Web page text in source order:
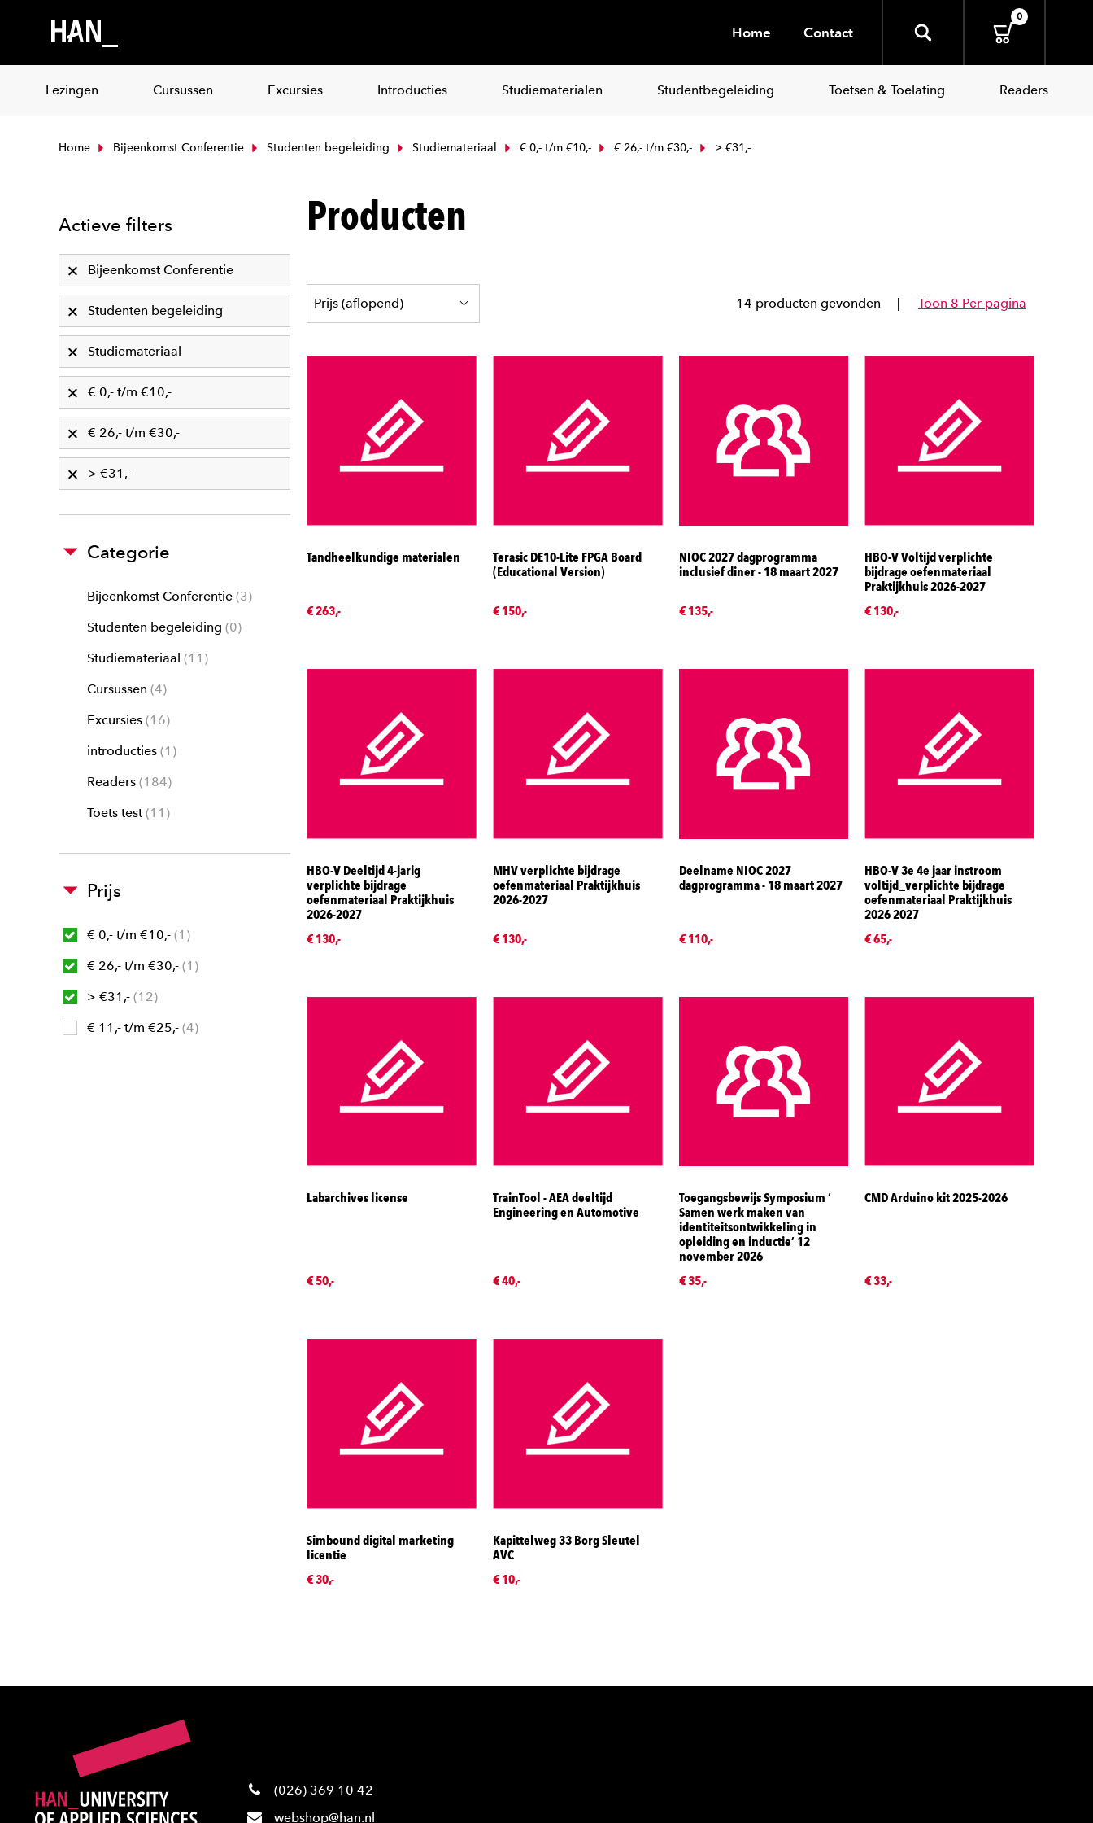
Home Contact
0
Lezingen Cursussen Excursies Introducties Studiematerialen Studentbegeleiding Toetsen & Toelating Readers
Home Bijeenkomst Conferentie Studenten begeleiding Studiemateriaal € 0,- t/m €10,- € 26,- t/m €30,- > €31,-
Actieve filters
Bijeenkomst Conferentie
Studenten begeleiding
Studiemateriaal
€ 0,- t/m €10,-
€ 26,- t/m €30,-
> €31,-
Categorie
Bijeenkomst Conferentie 3
Studenten begeleiding 0
Studiemateriaal
11
Cursussen 4
Excursies 16
introducties 1
Readers 184
Toets test 11
Prijs
€ 0,- t/m €10,- 1
€ 26,- t/m €30,- 1
> €31,- 12
€ 11,- t/m €25,- 4
Producten
14 producten gevonden Toon 8 Per pagina
Tandheelkundige materialen
€ 263,-
Terasic DE10-Lite FPGA Board
(Educational Version)
€ 150,-
NIOC 2027 dagprogramma
inclusief diner - 18 maart 2027
€ 135,-
HBO-V Voltijd verplichte
bijdrage oefenmateriaal
Praktijkhuis 2026-2027
€ 130,-
HBO-V Deeltijd 4-jarig
verplichte bijdrage
oefenmateriaal Praktijkhuis
2026-2027
€ 130,-
MHV verplichte bijdrage
oefenmateriaal Praktijkhuis
2026-2027
€ 130,-
Deelname NIOC 2027
dagprogramma - 18 maart 2027
€ 110,-
HBO-V 3e 4e jaar instroom
voltijd_verplichte bijdrage
oefenmateriaal Praktijkhuis
2026 2027
€ 65,-
Labarchives license
€ 50,-
TrainTool - AEA deeltijd
Engineering en Automotive
€ 40,-
Toegangsbewijs Symposium ‘
Samen werk maken van
identiteitsontwikkeling in
opleiding en inductie’ 12
november 2026
€ 35,-
CMD Arduino kit 2025-2026
€ 33,-
Simbound digital marketing
licentie
€ 30,-
Kapittelweg 33 Borg Sleutel
AVC
€ 10,-
(026) 369 10 42
webshop@han.nl